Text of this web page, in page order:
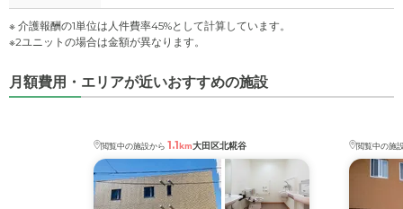
※ 介護報酬の1単位は人件費率45%として計算しています。
※2ユニットの場合は金額が異なります。
月額費用・エリアが近いおすすめの施設
閲覧中の施設から 1.1km大田区北糀谷 閲覧中の施